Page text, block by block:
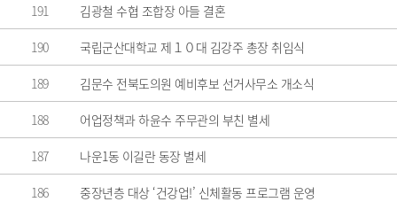
191 김광철 수협 조합장 아들 결혼
190 국립군산대학교 제１０대 김강주 총장 취임식
189 김문수 전북도의원 예비후보 선거사무소 개소식
188 어업정책과 하윤수 주무관의 부친 별세
187 나운1동 이길란 동장 별세
186 중장년층 대상 ‘건강업!’ 신체활동 프로그램 운영